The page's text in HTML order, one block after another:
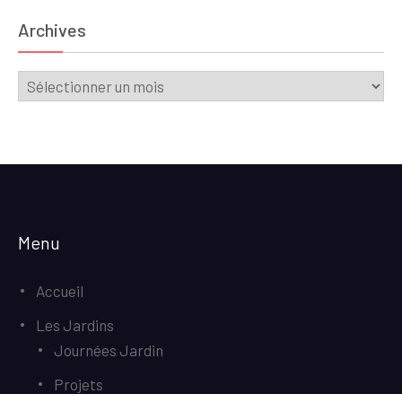
Archives
Archives
Menu
Accueil
Les Jardins
Journées Jardin
Projets